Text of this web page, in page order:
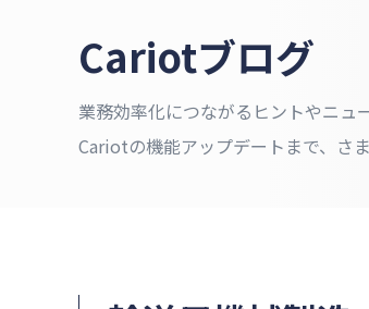
Cariotブログ
業務効率化につながるヒントやニュー
Cariotの機能アップデートまで、さ